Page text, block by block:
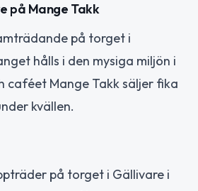
på Mange Takk
på torget i
hålls i den mysiga miljön i
caféet Mange Takk säljer fika
kvällen.
på torget i Gällivare i